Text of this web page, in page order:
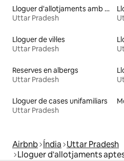
Lloguer d'allotjaments amb piscina
Uttar Pradesh
Lloguer de vil·les
Uttar Pradesh
Reserves en albergs
Uttar Pradesh
Lloguer de cases unifamiliars
Uttar Pradesh
Airbnb Índia Uttar Pradesh
Lloguer d'allotjaments